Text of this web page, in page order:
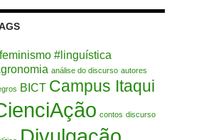
#linguística
análise do discurso autores
BICT Campus Itaqui
contos discurso